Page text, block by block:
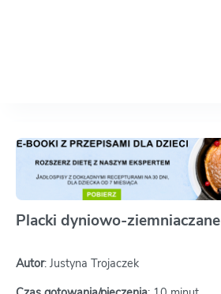
Placki dyniowo-ziemniaczane
Autor: Justyna Trojaczek